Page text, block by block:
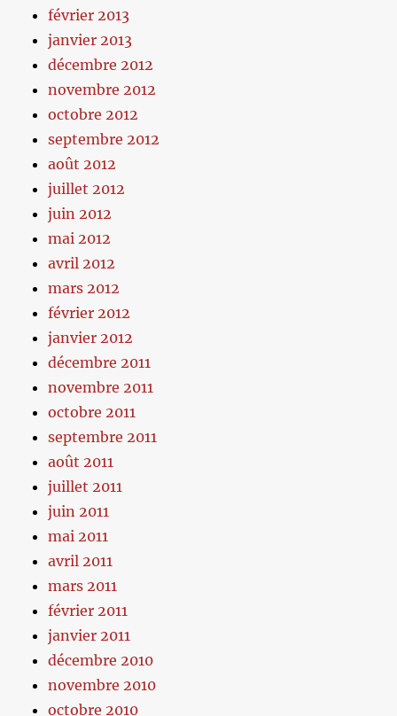
février 2013
janvier 2013
décembre 2012
novembre 2012
octobre 2012
septembre 2012
août 2012
juillet 2012
juin 2012
mai 2012
avril 2012
mars 2012
février 2012
janvier 2012
décembre 2011
novembre 2011
octobre 2011
septembre 2011
août 2011
juillet 2011
juin 2011
mai 2011
avril 2011
mars 2011
février 2011
janvier 2011
décembre 2010
novembre 2010
octobre 2010